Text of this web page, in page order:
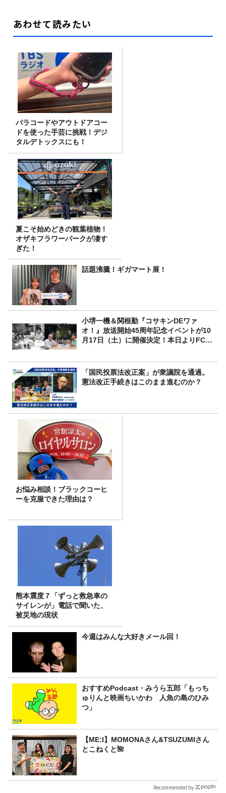
あわせて読みたい
パラコードやアウトドアコー
ドを使った手芸に挑戦！デジ
タルデトックスにも！
夏こそ始めどきの観葉植物！
オザキフラワーパークが凄す
ぎた！
話題沸騰！ギガマート展！
小堺一機＆関根勤『コサキンDEワァ
オ！』放送開始45周年記念イベントが10
月17日（土）に開催決定！本日よりFC先
「国民投票法改正案」が衆議院を通過。
憲法改正手続きはこのまま進むのか？
お悩み相談！ブラックコーヒ
ーを克服できた理由は？
熊本震度７「ずっと救急車の
サイレンが」電話で聞いた、
被災地の現状
今週はみんな大好きメール回！
おすすめPodcast・みうら五郎「もっち
ゅりんと映画ちいかわ 人魚の島のひみ
つ」
【ME:I】MOMONAさん&TSUZUMIさん
とこねくと🌺
Recommended by